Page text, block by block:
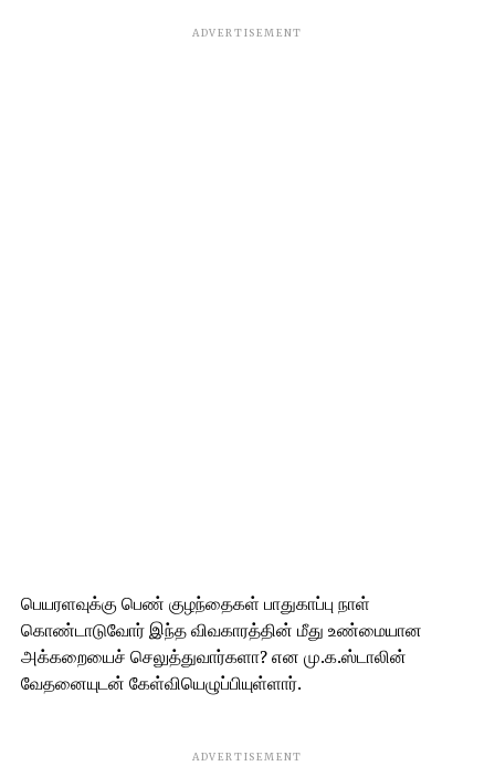
ADVERTISEMENT
பெயரளவுக்கு பெண் குழந்தைகள் பாதுகாப்பு நாள்
கொண்டாடுவோர் இந்த விவகாரத்தின் மீது உண்மையான
அக்கறையைச் செலுத்துவார்களா? என மு.க.ஸ்டாலின்
வேதனையுடன் கேள்வியெழுப்பியுள்ளார்.
ADVERTISEMENT